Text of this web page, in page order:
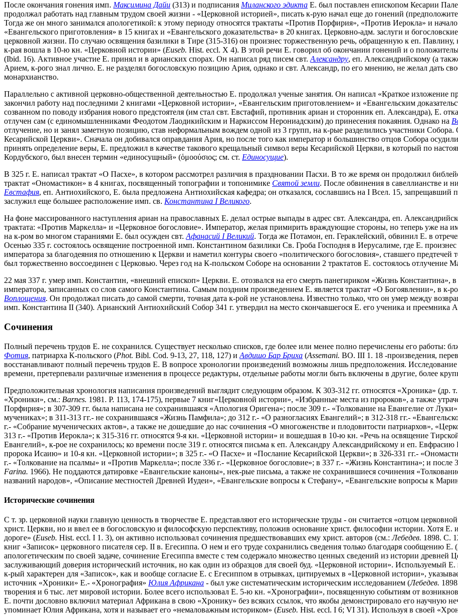
После окончания гонения имп. Максимина Дайи (313) и подписания Миланского эдикта Е. был поставлен епископом Кесарии
продолжал работать над главным трудом своей жизни - «Церковной историей», писать к-рую начал еще до гонений
Тогда же он много занимался апологетикой: к этому периоду относятся трактаты «Против Порфирия», «Против Иерокла» и
«Евангельского приготовления» в 15 книгах и «Евангельского доказательства» в 20 книгах. Церковно-адм. заслуги и
церковной жизни. По случаю освящения базилики в Тире (315-316) он произнес торжественную речь, обращенную к еп.
к-рая вошла в 10-ю кн. «Церковной истории» (Euseb. Hist. eccl. X 4). В этой речи Е. говорил об окончании гонений и о
(Ibid. 16). Активное участие Е. принял и в арианских спорах. Он написал ряд писем свт. Александру, еп. Александрийскому (а
Арием, к-рого знал лично. Е. не разделял богословскую позицию Ария, однако и свт. Александр, по его мнению, не желал дать
монархианство.
Параллельно с активной церковно-общественной деятельностью Е. продолжал ученые занятия. Он написал «Краткое изложение
закончил работу над последними 2 книгами «Церковной истории», «Евангельским приготовлением» и «Евангельским
созванном по поводу избрания нового предстоятеля (им стал свт. Евстафий, противник ариан и сторонник еп. Александра), Е.
отлучен сам (с единомышленниками Феодотом Лаодикийским и Наркиссом Нерониадским) до принесения покаяния. Однако на
отлучение, но и занял заметную позицию, став неформальным вождем одной из 3 групп, на к-рые разделились участники
Кесарийской Церкви». Сначала он добивался оправдания Ария, но после того как император и большинство отцов Собора
принять определение веры, Е. предложил в качестве такового крещальный символ веры Кесарийской Церкви, в который по
Кордубского, был внесен термин «единосущный» (ὁμοούσιος; см. ст. Единосущие).
В 325 г. Е. написал трактат «О Пасхе», в котором рассмотрел различия в праздновании Пасхи. В то же время он продолжил
трактат «Ономастикон» в 4 книгах, посвященный топографии и топонимике Святой земли. После обвинения в савеллианстве и
Евстафия, еп. Антиохийского, Е. была предложена Антиохийская кафедра; он отказался, сославшись на I Всел. 15,
заслужил еще большее расположение имп. св. Константина I Великого.
На фоне массированного наступления ариан на православных Е. делал острые выпады в адрес свт. Александра, еп.
трактата: «Против Маркелла» и «Церковное богословие». Император, желая примирить враждующие стороны, но теперь уже на
на к-ром во многом стараниями Е. был осужден свт. Афанасий I Великий. Тогда же Потамон, еп. Гераклейский, обвинил Е. в
Осенью 335 г. состоялось освящение построенной имп. Константином базилики Св. Гроба Господня в Иерусалиме, где Е.
императора за благодеяния по отношению к Церкви и наметил контуры своего «политического богословия», ставшего предтечей
был торжественно воссоединен с Церковью. Через год на К-польском Соборе на основании 2 трактатов Е. состоялось отлучение
22 мая 337 г. умер имп. Константин, «внешний епископ» Церкви. Е. отозвался на его смерть панегириком «Жизнь
императора, записанных со слов самого Константина. Самым поздним произведением Е. является трактат «О Богоявлении», в к-
Воплощения. Он продолжал писать до самой смерти, точная дата к-рой не установлена. Известно только, что он умер между
имп. Константина II (340). Арианский Антиохийский Собор 341 г. утвердил на место скончавшегося Е. его ученика и преемника
Сочинения
Полный перечень трудов Е. не сохранился. Существует несколько списков, где более или менее полно перечислены его работы:
Фотия, патриарха К-польского (Phot. Bibl. Cod. 9-13, 27, 118, 127) и Авдишо Бар Бриха (Assemani. BO. III 1. 18 -произведения,
восстанавливают полный перечень трудов Е. В вопросе хронологии произведений возможны лишь предположения. Исследование
времени, претерпевали различные изменения в процессе редактуры, отдельные работы могли быть включены в другие, более
Предположительная хронология написания произведений выглядит следующим образом. К 303-312 гг. относятся «Хроника» (др.
«Хроники», см.: Barnes. 1981. P. 113, 174-175), первые 7 книг«Церковной истории», «Избранные места из пророков», а также
Порфирия»; в 307-309 гг. была написана не сохранившаяся «Апология Оригена»; после 309 г.- «Толкование на Евангелие от
мучениках»; в 311-313 гг.- не сохранившаяся «Жизнь Памфила»; до 312 г.- «О разногласиях Евангелий»; в 312-318 гг.-
г.- «Собрание мученических актов», а также не дошедшие до нас сочинения «О многоженстве и плодовитости патриархов»,
313 г.- «Против Иерокла»; к 315-316 гг. относятся 9-я кн. «Церковной истории» и вошедшая в 10-ю кн. «Речь на освящение
Евангелий», к-рое не сохранилось; ко времени после 319 г. относятся письма к еп. Александру Александрийскому и еп.
пророка Исаию» и 10-я кн. «Церковной истории»; в 325 г.- «О Пасхе» и «Послание Кесарийской Церкви»; в 326-331 гг.-
г.- «Толкование на псалмы» и «Против Маркелла»; после 336 г.- «Церковное богословие»; в 337 г.- «Жизнь Константина»; и после
Farina. 1966). Не поддаются датировке «Евангельские каноны», нек-рые письма, а также не сохранившиеся сочинения
названий народов», «Описание местностей Древней Иудеи», «Евангельские вопросы к Стефану», «Евангельские вопросы к
Исторические сочинения
С т. зр. церковной науки главную ценность в творчестве Е. представляют его исторические труды - он считается «отцом
христ. Церкви, но и ввел ее в богословскую и философскую перспективу, положив основание христ. философии истории. Хотя
дороге» (Euseb. Hist. eccl. I 1. 3), он активно использовал сочинения предшествовавших ему христ. авторов (см.:Лебедев. 1898. С.
книг «Записок» церковного писателя сер. II в. Егесиппа. О нем и его труде сохранились сведения только благодаря сообщению Е. (
апологетическим по своей задаче, сочинение Егесиппа вместе с тем содержало множество ценных сведений из истории
заслуживающий доверия исторический источник, но как один из образцов для своей буд. «Церковной истории». Используемый
к-рый характерен для «Записок», как и вообще согласие Е. с Егесиппом в отрывках, цитируемых в «Церковной истории»,
источник «Хроники» Е.- «Хронография» Юлия Африкана - был уже систематическим историческим исследованием (Лебедев.
творения и 6 тыс. лет мировой истории. Более всего использовал Е. 5-ю кн. «Хронографии», посвященную событиям от
Е. почти дословно включил материал Африкана в свою «Хронику» без всяких ссылок, что якобы демонстрировало его научную
упоминает Юлия Африкана, хотя и называет его «немаловажным историком» (Euseb. Hist. eccl. I 6; VI 31). Используя в своей